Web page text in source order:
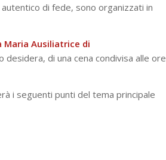
di fede, sono organizzati in
Maria Ausiliatrice di
desidera, di una cena condivisa alle ore
i seguenti punti del tema principale